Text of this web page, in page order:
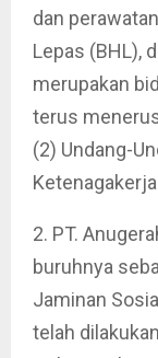
dan
Lepas (BHL),
merupakan
terus
(2) Undang-
2. PT.
buruhnya
Jaminan
telah